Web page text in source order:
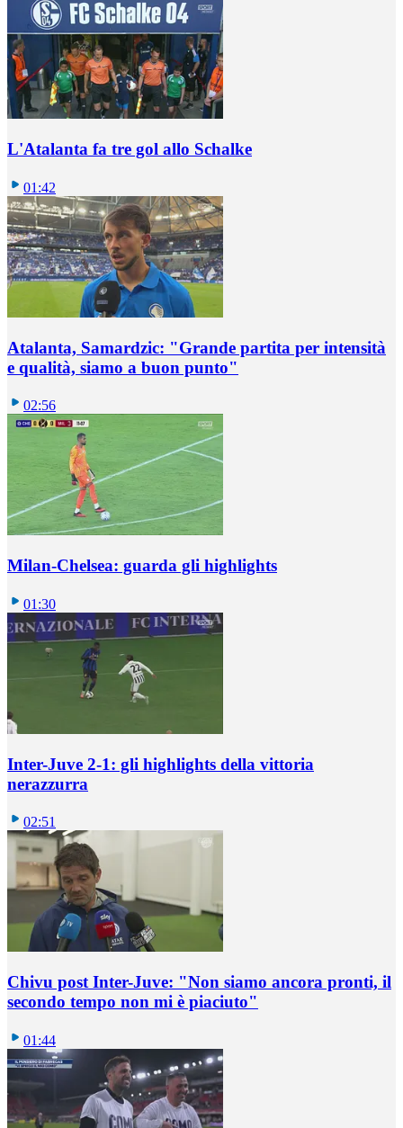
L'Atalanta fa tre gol allo Schalke
01:42
Atalanta, Samardzic: "Grande partita per intensità
e qualità, siamo a buon punto"
02:56
Milan-Chelsea: guarda gli highlights
01:30
Inter-Juve 2-1: gli highlights della vittoria
nerazzurra
02:51
Chivu post Inter-Juve: "Non siamo ancora pronti, il
secondo tempo non mi è piaciuto"
01:44